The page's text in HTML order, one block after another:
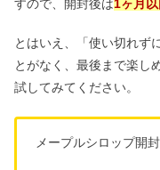
すので、開封後は1ヶ月
とはいえ、「使い切れず
とがなく、最後まで楽し
試してみてください。
メープルシロップ開